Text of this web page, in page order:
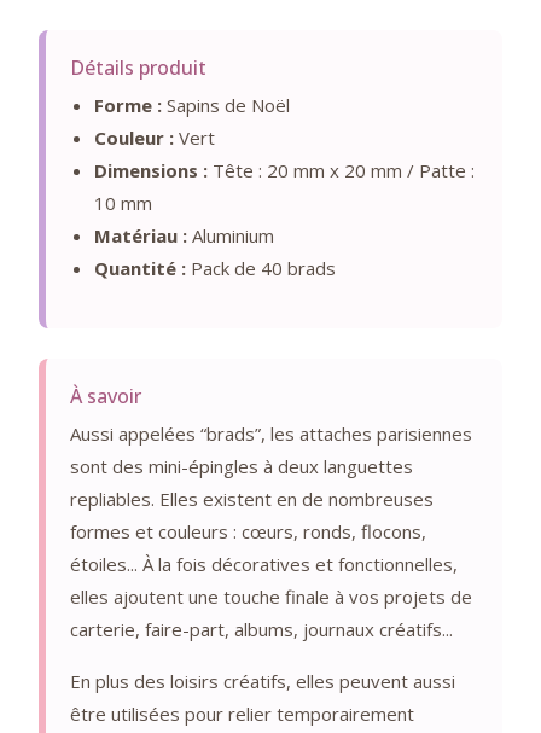
Détails produit
Forme : Sapins de Noël
Couleur : Vert
Dimensions : Tête : 20 mm x 20 mm / Patte :
10 mm
Matériau : Aluminium
Quantité : Pack de 40 brads
À savoir
Aussi appelées “brads”, les attaches parisiennes
sont des mini-épingles à deux languettes
repliables. Elles existent en de nombreuses
formes et couleurs : cœurs, ronds, flocons,
étoiles... À la fois décoratives et fonctionnelles,
elles ajoutent une touche finale à vos projets de
carterie, faire-part, albums, journaux créatifs...
En plus des loisirs créatifs, elles peuvent aussi
être utilisées pour relier temporairement